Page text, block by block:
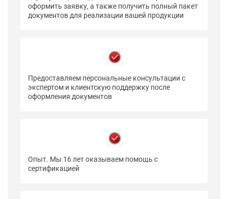
оформить заявку, а также получить полный пакет
документов для реализации вашей продукции
Предоставляем персональные консультации с
экспертом и клиентскую поддержку после
оформления документов
Опыт. Мы 16 лет оказываем помощь с
сертификацией